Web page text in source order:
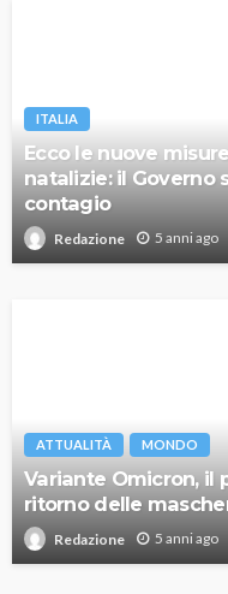
ITALIA
Ecco le nuove
natalizie: il Governo
contagio
Redazione 5 anni ago
ATTUALITÀ MONDO
Variante Omicron, il
ritorno delle
Redazione 5 anni ago